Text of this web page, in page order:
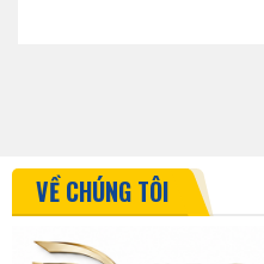
VỀ CHÚNG TÔI